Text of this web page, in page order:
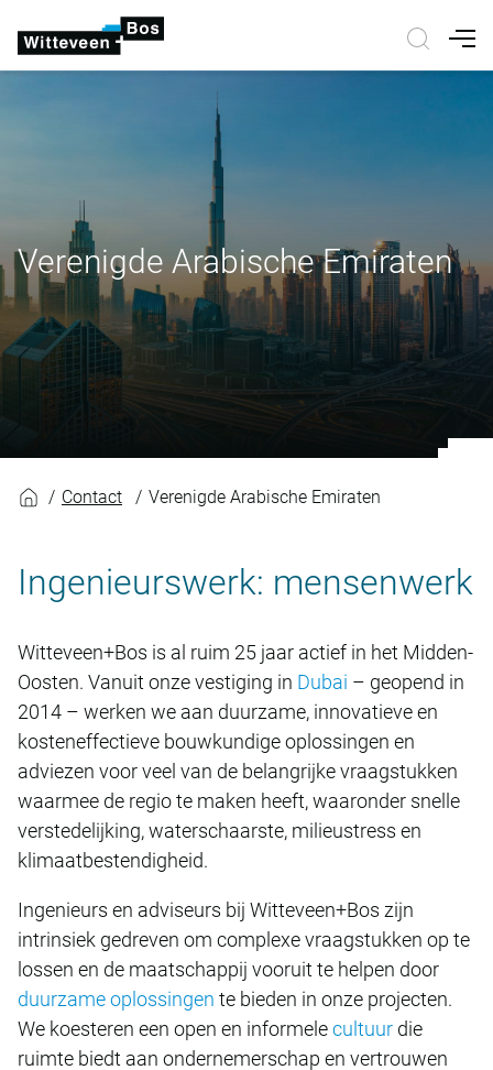
Verenigde Arabische Emiraten
Contact Verenigde Arabische Emiraten
Ingenieurswerk: mensenwerk
Witteveen+Bos is al ruim 25 jaar actief in het Midden-
Oosten. Vanuit onze vestiging in Dubai – geopend in
2014 – werken we aan duurzame, innovatieve en
kosteneffectieve bouwkundige oplossingen en
adviezen voor veel van de belangrijke vraagstukken
waarmee de regio te maken heeft, waaronder snelle
verstedelijking, waterschaarste, milieustress en
klimaatbestendigheid.
Ingenieurs en adviseurs bij Witteveen+Bos zijn
intrinsiek gedreven om complexe vraagstukken op te
lossen en de maatschappij vooruit te helpen door
duurzame oplossingen te bieden in onze projecten.
We koesteren een open en informelecultuur die
ruimte biedt aan ondernemerschap en vertrouwen